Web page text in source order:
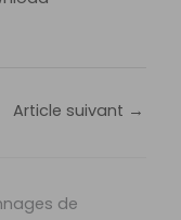
Article suivant →
de